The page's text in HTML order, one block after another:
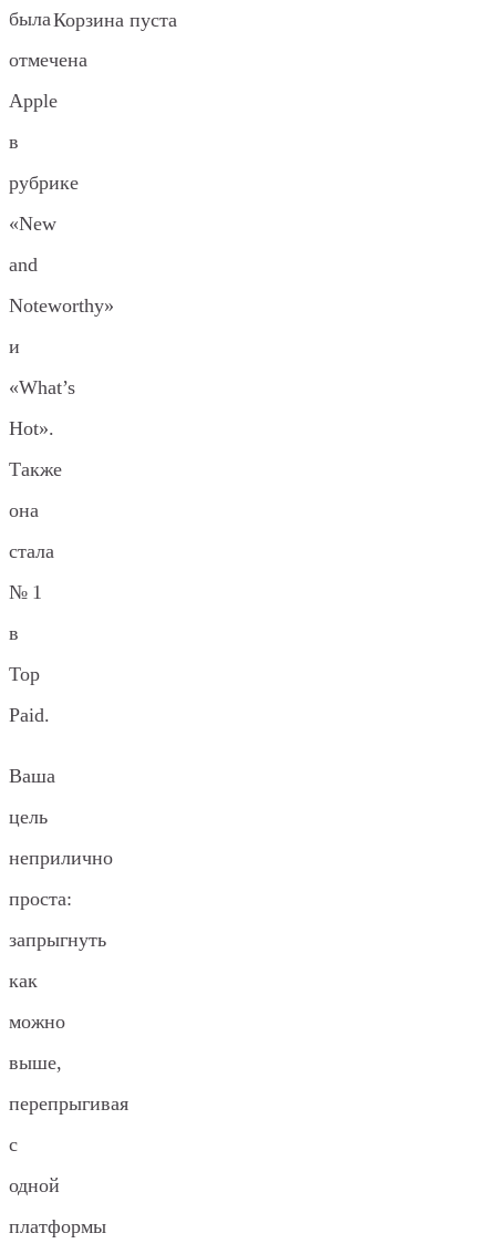
Корзина пуста
была
отмечена
Apple
в
рубрике
«New
and
Noteworthy»
и
«What’s
Hot».
Также
она
стала
№1
в
Top
Paid.
Ваша
цель
неприлично
проста:
запрыгнуть
как
можно
выше,
перепрыгивая
с
одной
платформы